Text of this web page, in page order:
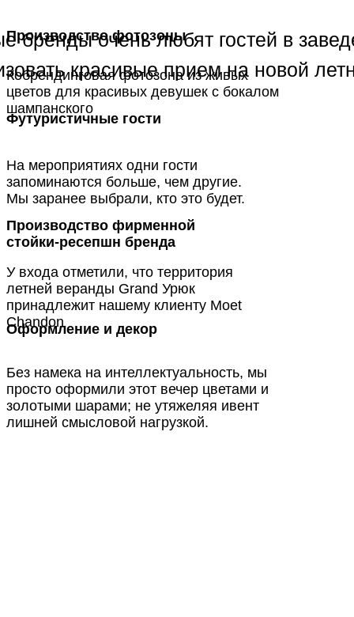
бренды очень любят гостей в
красивые прием на новой
Производство фотозоны
Кобрендинговая фотозона из живых
цветов для красивых девушек с бокалом
шампанского
Футуристичные гости
На мероприятиях одни гости
запоминаются больше, чем другие.
Мы заранее выбрали, кто это будет.
Производство фирменной
стойки-ресепшн бренда
У входа отметили, что территория
летней веранды Grand Урюк
принадлежит нашему клиенту Moet
Chandon
Оформление и декор
Без намека на интеллектуальность, мы
просто оформили этот вечер цветами и
золотыми шарами; не утяжеляя ивент
лишней смысловой нагрузкой.